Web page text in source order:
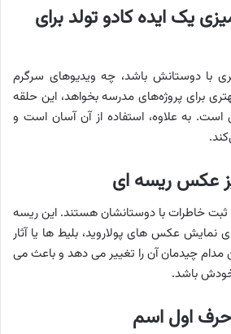
یک ایده کادو تولد برای
با دوستانش باشد، چه ویدیوهای سرگرم
برای پروژه‌های مدرسه بخواهد، این حلقه
است. به علاوه، استفاده از آن آسان است و
عکس ریسه ای
خاطرات با دوستانشان هستند. این ریسه
نمایش عکس های پولاروید، بلیط ها یا آثار
چیدمان آن را تغییر می دهد و باعث می
باشد.
حرف اول اسم